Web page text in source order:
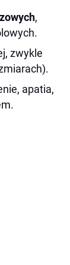
,
zwykle
apatia,